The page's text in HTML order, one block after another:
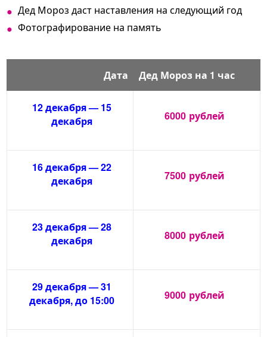
Дед Мороз даст наставления на следующий год
Фотографирование на память
Дата Дед Мороз на 1 час
12 декабря — 15
декабря
6000 рублей
16 декабря — 22
декабря
7500 рублей
23 декабря — 28
декабря
8000 рублей
29 декабря — 31
декабря, до 15:00
9000 рублей